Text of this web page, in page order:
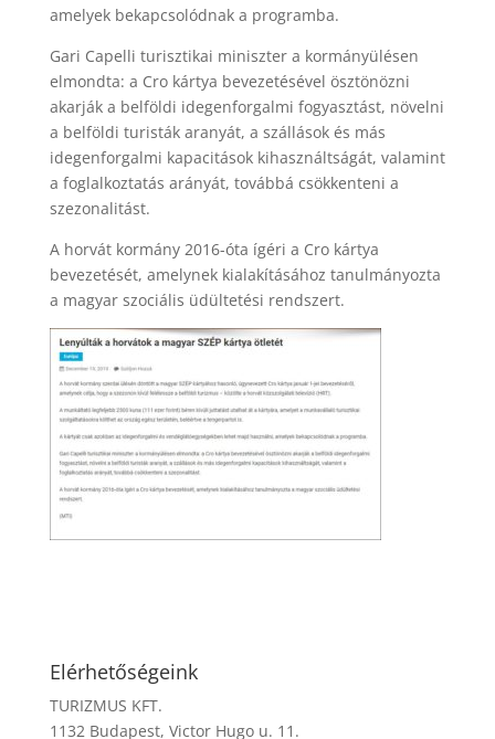
amelyek bekapcsolódnak a programba.
Gari Capelli turisztikai miniszter a kormányülésen
elmondta: a Cro kártya bevezetésével ösztönözni
akarják a belföldi idegenforgalmi fogyasztást, növelni
a belföldi turisták aranyát, a szállások és más
idegenforgalmi kapacitások kihasználtságát, valamint
a foglalkoztatás arányát, továbbá csökkenteni a
szezonalitást.
A horvát kormány 2016-óta ígéri a Cro kártya
bevezetését, amelynek kialakításához tanulmányozta
a magyar szociális üdültetési rendszert.
Elérhetőségeink
TURIZMUS KFT.
1132 Budapest, Victor Hugo u. 11.